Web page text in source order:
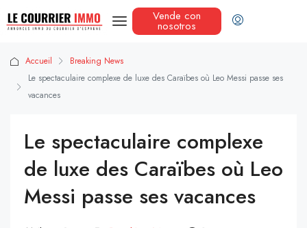
Vende con
nosotros
Accueil
Breaking News
Le spectaculaire complexe de luxe des Caraïbes où Leo Messi passe ses
vacances
Le spectaculaire complexe
de luxe des Caraïbes où Leo
Messi passe ses vacances